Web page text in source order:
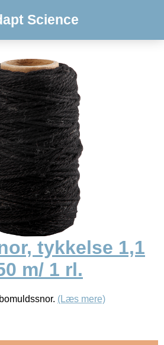
Science
tykkelse 1,1
m/ 1 rl.
(Læs mere)